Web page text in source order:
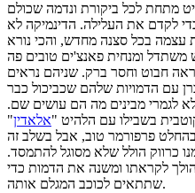
מתחת לכל ביקורת ונדמה שכולם
לקדם את העלילה. הדינמיקה לא
בכל סצנה מחדש, והכי נורא
משתדל ומנחית פאנצ'ים טובים פה
חבוט וחסר ברק. שניהם נראים
עם הדמויות שלהם שכביכול כבר
לגמרי מבינים מה הם עושים שם.
אלאדין"
פרפורמר טוב, אבל בשלב זה
כרווק הולל שלא מסוגל להתמסד.
לקראתו ומשנה את הדמות כדי
שתתאים לכוכב המגלם אותה.